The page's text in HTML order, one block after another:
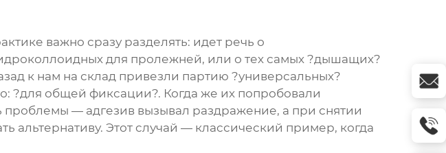
важно сразу разделять: идет речь о
для пролежней, или о тех самых ?дышащих?
к нам на склад привезли партию ?универсальных?
?для общей фиксации?. Когда же их попробовали
проблемы — адгезив вызывал раздражение, а при снятии
альтернативу. Этот случай — классический пример, когда